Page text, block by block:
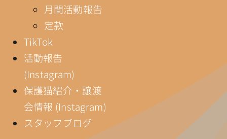
月間活動報告
定款
TikTok
活動報告
(Instagram)
保護猫紹介・譲渡
会情報 (Instagram)
スタッフブログ